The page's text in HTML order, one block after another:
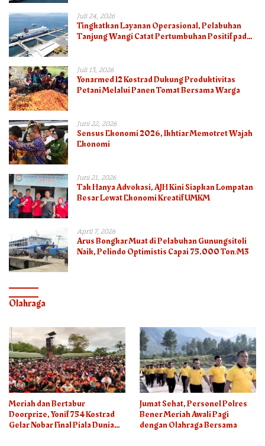
Juli 24, 2026
Tingkatkan Layanan Operasional, Pelabuhan
Tanjung Wangi Catat Pertumbuhan Positif pada
Juli 13, 2026
Yonarmed 12 Kostrad Dukung Produktivitas
Petani Melalui Panen Tomat Bersama Warga
Juni 22, 2026
Sensus Ekonomi 2026, Ikhtiar Memotret Wajah
Ekonomi
Juni 21, 2026
Tak Hanya Advokasi, AJH Kini Siapkan Lompatan
Besar Lewat Ekonomi Kreatif UMKM
April 7, 2026
Arus Bongkar Muat di Pelabuhan Gunungsitoli
Naik, Pelindo Optimistis Capai 75.000 Ton/M3
Olahraga
Meriah dan Bertabur
Doorprize, Yonif 754 Kostrad
Gelar Nobar Final Piala Dunia
Jumat Sehat, Personel Polres
Bener Meriah Awali Pagi
dengan Olahraga Bersama